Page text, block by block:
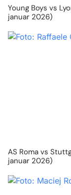
Young Boys vs
januar 2026)
AS Roma vs
januar 2026)